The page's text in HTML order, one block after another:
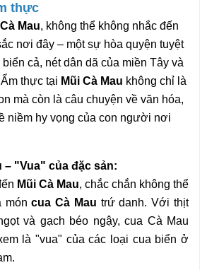
thực
Mau, không thể không nhắc đến
nơi đây – một sự hòa quyện tuyệt
cả, nét dân dã của miền Tây và
thực tại Mũi Cà Mau không chỉ là
mà còn là câu chuyện về văn hóa,
niềm hy vọng của con người nơi
– "Vua" của đặc sản:
Mũi Cà Mau, chắc chắn không thể
móncua Cà Mau trứ danh. Với thịt
và gạch béo ngậy, cua Cà Mau
là "vua" của các loại cua biển ở